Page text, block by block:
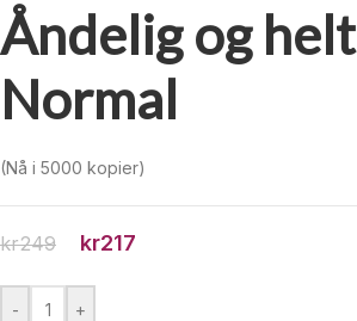
Åndelig og helt
Normal
(Nå i 5000 kopier)
kr249 kr217
- +